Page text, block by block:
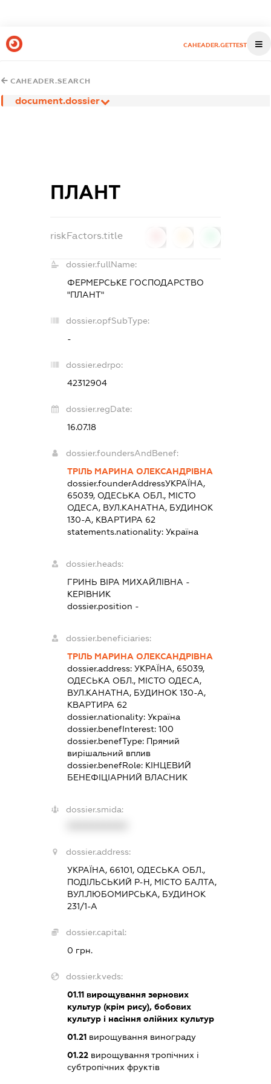
CAHEADER.GETTEST
CAHEADER.SEARCH
document.dossier
ПЛАНТ
riskFactors.title
dossier.fullName:
ФЕРМЕРСЬКЕ ГОСПОДАРСТВО
"ПЛАНТ"
dossier.opfSubType:
-
dossier.edrpo:
42312904
dossier.regDate:
16.07.18
dossier.foundersAndBenef:
ТРІЛЬ МАРИНА ОЛЕКСАНДРІВНА
dossier.founderAddressУКРАЇНА,
65039, ОДЕСЬКА ОБЛ., МІСТО
ОДЕСА, ВУЛ.КАНАТНА, БУДИНОК
130-А, КВАРТИРА 62
statements.nationality: Україна
dossier.heads:
ГРИНЬ ВІРА МИХАЙЛІВНА -
КЕРІВНИК
dossier.position -
dossier.beneficiaries:
ТРІЛЬ МАРИНА ОЛЕКСАНДРІВНА
dossier.address: УКРАЇНА, 65039,
ОДЕСЬКА ОБЛ., МІСТО ОДЕСА,
ВУЛ.КАНАТНА, БУДИНОК 130-А,
КВАРТИРА 62
dossier.nationality: Україна
dossier.benefInterest: 100
dossier.benefType: Прямий
вирішальний вплив
dossier.benefRole: КІНЦЕВИЙ
БЕНЕФІЦІАРНИЙ ВЛАСНИК
dossier.smida:
dossier.address:
УКРАЇНА, 66101, ОДЕСЬКА ОБЛ.,
ПОДІЛЬСЬКИЙ Р-Н, МІСТО БАЛТА,
ВУЛ.ЛЮБОМИРСЬКА, БУДИНОК
231/1-А
dossier.capital:
0 грн.
dossier.kveds:
01.11вирощування зернових
культур (крім рису), бобових
культур і насіння олійних культур
01.21вирощування винограду
01.22вирощування тропічних і
субтропічних фруктів